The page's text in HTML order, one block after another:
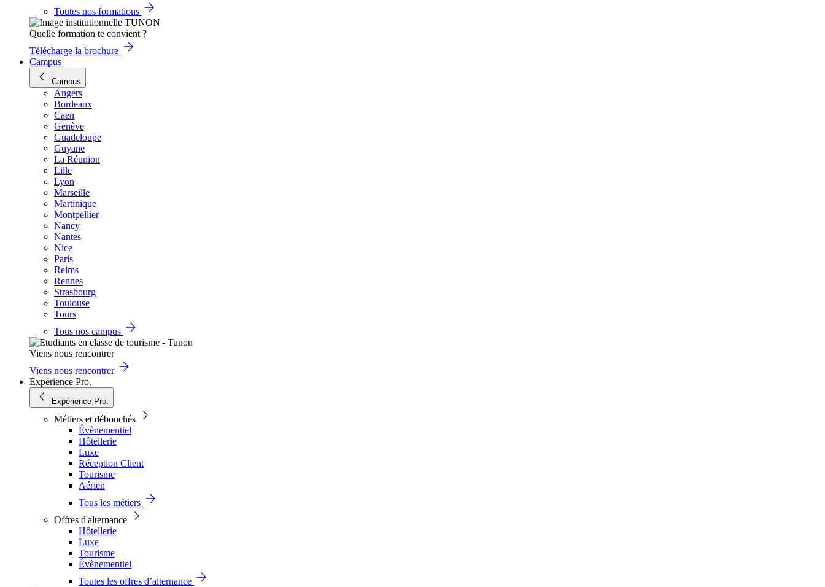
Toutes nos formations
Quelle formation te convient ?
Télécharge la brochure
Campus
Campus
Angers
Bordeaux
Caen
Genève
Guadeloupe
Guyane
La Réunion
Lille
Lyon
Marseille
Martinique
Montpellier
Nancy
Nantes
Nice
Paris
Reims
Rennes
Strasbourg
Toulouse
Tours
Tous nos campus
Viens nous rencontrer
Viens nous rencontrer
Expérience Pro.
Expérience Pro.
Métiers et débouchés
Évènementiel
Hôtellerie
Luxe
Réception Client
Tourisme
Aérien
Tous les métiers
Offres d'alternance
Hôtellerie
Luxe
Tourisme
Évènementiel
Toutes les offres d’alternance